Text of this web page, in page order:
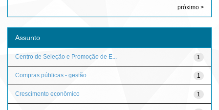
próximo >
Assunto
1
Centro de Seleção e Promoção de E...
1
Compras públicas - gestão
1
Crescimento econômico